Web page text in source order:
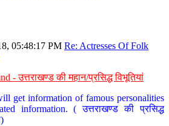
05:48:17 PM Re: Actresses Of Folk
- उत्तराखण्ड की महान/प्रसिद्ध विभूतियां
get information of famous personalities
information. ( उत्तराखण्ड की प्रसिद्ध